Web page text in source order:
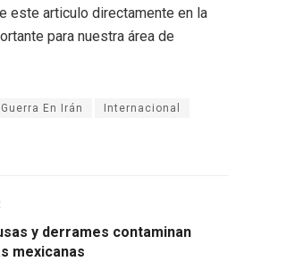
este articulo directamente en la
para nuestra área de
Guerra En Irán Internacional
y derrames contaminan
mexicanas